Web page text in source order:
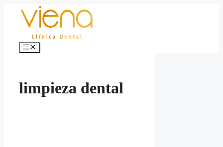
contenido
Menú
limpieza dental